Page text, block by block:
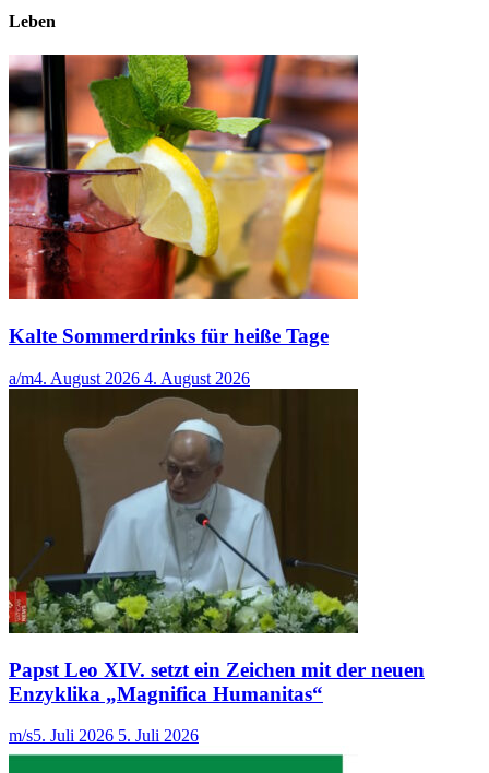
Leben
Kalte Sommerdrinks für heiße Tage
a/m4. August 2026 4. August 2026
Papst Leo XIV. setzt ein Zeichen mit der neuen
Enzyklika „Magnifica Humanitas“
m/s5. Juli 2026 5. Juli 2026